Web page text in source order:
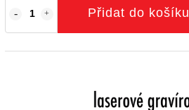
Přidat do košíku